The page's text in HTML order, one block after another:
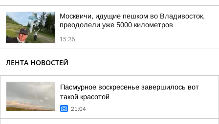
Москвичи, идущие пешком во Владивосток,
преодолели уже 5000 километров
15:36
ЛЕНТА НОВОСТЕЙ
Пасмурное воскресенье завершилось вот
такой красотой
21:04